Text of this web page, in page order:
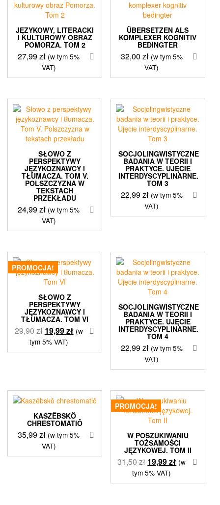
JĘZYKOWY, LITERACKI
I KULTUROWY OBRAZ
POMORZA. TOM 2
27,99zł (w tym 5%
VAT)
ÜBERSETZEN ALS
KOMPLEXER KOGNITIV
BEDINGTER
32,00 zł (w tym 5%
VAT)
SŁOWO Z
PERSPEKTYWY
JĘZYKOZNAWCY I
TŁUMACZA. TOM V.
POLSZCZYZNA W
TEKSTACH
PRZEKŁADU
24,99zł (w tym 5%
VAT)
SOCJOLINGWISTYCZNE
BADANIA W TEORII I
PRAKTYCE. UJĘCIE
INTERDYSCYPLINARNE.
TOM 3
22,99zł (w tym 5%
VAT)
PROMOCJA!
SŁOWO Z
PERSPEKTYWY
JĘZYKOZNAWCY I
TŁUMACZA. TOM VI
29,90zł Pierwotna
cena
wynosiła:
19,99złAktualna
wynosi:
(w
tym 5% VAT)
SOCJOLINGWISTYCZNE
BADANIA W TEORII I
PRAKTYCE. UJĘCIE
INTERDYSCYPLINARNE.
TOM 4
22,99zł (w tym 5%
VAT)
KASZËBSKÔ
CHRESTOMATIÔ
35,99zł (w tym 5%
VAT)
PROMOCJA!
W POSZUKIWANIU
TOŻSAMOŚCI
JĘZYKOWEJ. TOM II
31,50zł Pierwotna
cena
wynosiła:
19,99złAktualna
wynosi:
(w
tym 5% VAT)